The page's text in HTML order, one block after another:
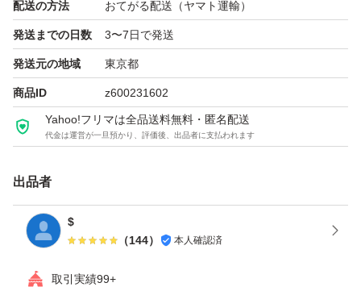
配送の方法 おてがる配送（ヤマト運輸）
発送までの日数 3〜7日で発送
発送元の地域 東京都
商品ID z600231602
Yahoo!フリマは全品送料無料・匿名配送
代金は運営が一旦預かり、評価後、出品者に支払われます
出品者
$
（144） 本人確認済
取引実績99+